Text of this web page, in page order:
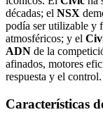
décadas; el NSX
podía ser utilizable y
atmosféricos; y el
ADN de la
afinados, motores
respuesta y el control.
Características